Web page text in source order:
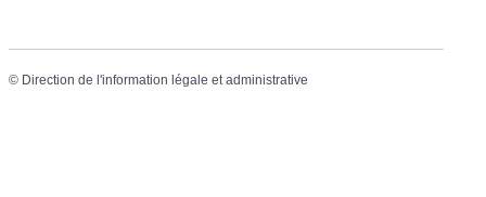
© Direction de l'information légale et administrative